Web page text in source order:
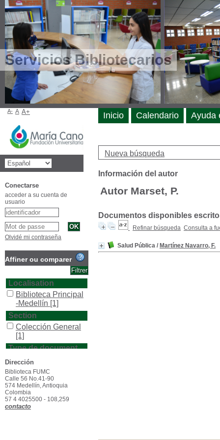
Servicios Bibliotecarios
Nueva búsqueda
Información del autor
Autor Marset, P.
Documentos disponibles
Refinar búsqueda Consulta a
Salud Pública / Martínez Navarro, F.
Inicio Calendario Ayuda
A- A A+
Conectarse
acceder a su cuenta de
usuario
Olvidé mi contraseña
Affiner ou comparer
Localisation
Biblioteca Principal
-Medellín [1]
Section
Colección General
[1]
Type de document
texto impreso
Dirección
Biblioteca FUMC
Calle 56 No.41-90
574 Medellín, Antioquia
Colombia
57 4 4025500 - 108,259
contacto